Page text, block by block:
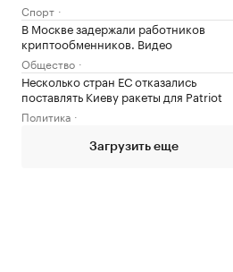
Спорт
В Москве задержали работников
криптообменников. Видео
Общество
Несколько стран ЕС отказались
поставлять Киеву ракеты для Patriot
Политика
Загрузить еще